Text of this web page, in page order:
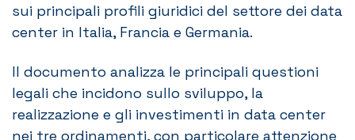
sui principali profili giuridici del settore dei data
center in Italia, Francia e Germania.
Il documento analizza le principali questioni
legali che incidono sullo sviluppo, la
realizzazione e gli investimenti in data center
nei tre ordinamenti, con particolare attenzione